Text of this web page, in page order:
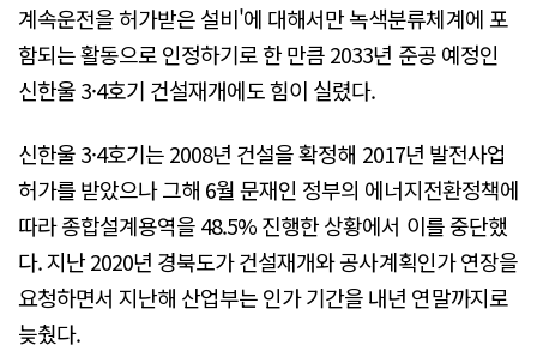
계속운전을 허가받은 설비'에 대해서만 녹색분류체계에 포
함되는 활동으로 인정하기로 한 만큼 2033년 준공 예정인
신한울 3·4호기 건설재개에도 힘이 실렸다.
신한울 3·4호기는 2008년 건설을 확정해 2017년 발전사업
허가를 받았으나 그해 6월 문재인 정부의 에너지전환정책에
따라 종합설계용역을 48.5% 진행한 상황에서 이를 중단했
다. 지난 2020년 경북도가 건설재개와 공사계획인가 연장을
요청하면서 지난해 산업부는 인가 기간을 내년 연말까지로
늦췄다.